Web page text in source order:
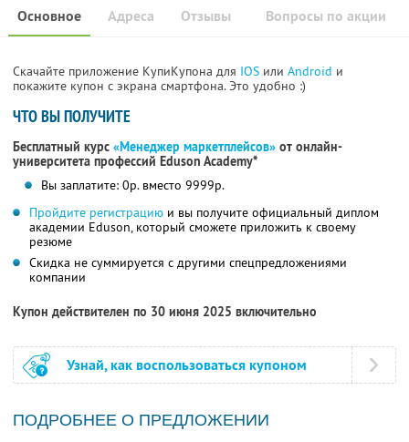
Основное Отзывы Вопросы по акции
Адреса
Скачайте приложение КупиКупона для IOS или Android и
покажите купон с экрана смартфона. Это удобно :)
ЧТО ВЫ ПОЛУЧИТЕ
Бесплатный курс «Менеджер маркетплейсов» от онлайн-
университета профессий Eduson Academy*
Вы заплатите: 0р. вместо 9999р.
Пройдите регистрацию и вы получите официальный диплом
академии Eduson, который сможете приложить к своему
резюме
Скидка не суммируется с другими спецпредложениями
компании
Купон действителен по 30 июня 2025 включительно
Узнай, как воспользоваться купоном
ПОДРОБНЕЕ О ПРЕДЛОЖЕНИИ